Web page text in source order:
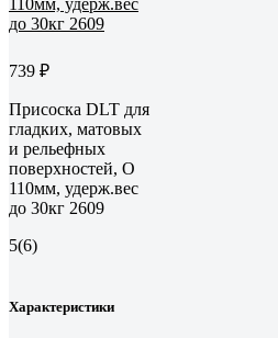
739 ₽
Присоска DLT для
гладких, матовых
и рельефных
поверхностей, O
110мм, удерж.вес
до 30кг 2609
5(6)
Характеристики